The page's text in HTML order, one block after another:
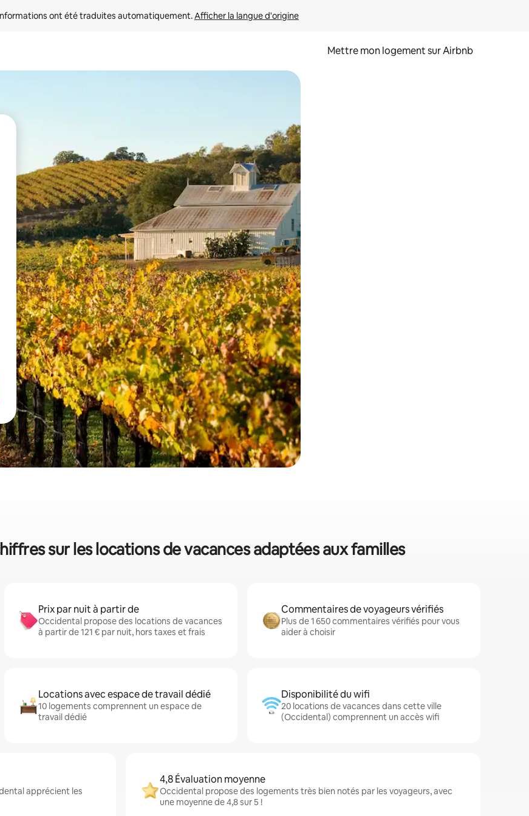
ont été traduites automatiquement. Afficher la langue d'origine
Mettre mon logement sur Airbnb
le haut et vers le bas pour les parcourir ou en appuyant et en faisant glisser.
sur les locations de vacances adaptées aux familles
Prix par nuit à partir de
Occidental propose des locations de vacances
à partir de 121 € par nuit, hors taxes et frais
Commentaires de voyageurs vérifiés
Plus de 1 650 commentaires vérifiés pour vous
aider à choisir
Locations avec espace de travail dédié
10 logements comprennent un espace de
travail dédié
Disponibilité du wifi
20 locations de vacances dans cette ville
(Occidental) comprennent un accès wifi
apprécient les
4,8 Évaluation moyenne
Occidental propose des logements très bien notés par les voyageurs, avec
une moyenne de 4,8 sur 5 !